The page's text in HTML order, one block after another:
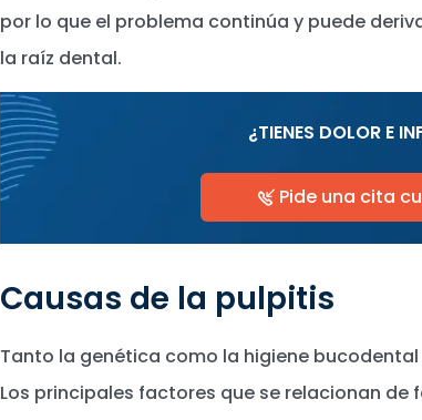
por lo que el problema continúa y puede
la raíz dental.
¿TIENES DOLOR E
Pide una cita
Causas de la pulpitis
Tanto la genética como la higiene
Los principales factores que se relacionan